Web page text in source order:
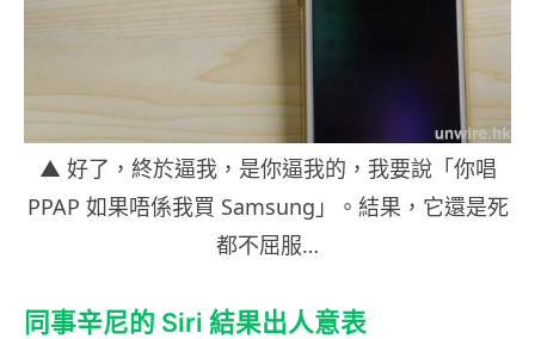
▲ 好了，終於逼我，是你逼我的，我要說「你唱
PPAP 如果唔係我買 Samsung」。結果，它還是死
都不屈服…
同事辛尼的 Siri 結果出人意表